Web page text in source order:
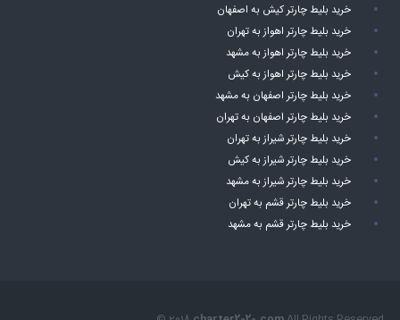
خرید بلیط چارتر کیش به اصفهان
خرید بلیط چارتر اهواز به تهران
خرید بلیط چارتر اهواز به مشهد
خرید بلیط چارتر اهواز به کیش
خرید بلیط چارتر اصفهان به مشهد
خرید بلیط چارتر اصفهان به تهران
خرید بلیط چارتر شیراز به تهران
خرید بلیط چارتر شیراز به کیش
خرید بلیط چارتر شیراز به مشهد
خرید بلیط چارتر قشم به تهران
خرید بلیط چارتر قشم به مشهد